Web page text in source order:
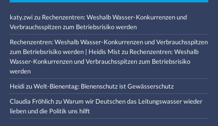
katy.zwizu Rechenzentren: Weshalb Wasser-Konkurrenzen und
Verbrauchsspitzen zum Betriebsrisiko werden
Rechenzentren: Weshalb Wasser-Konkurrenzen und Verbrauchsspitzen
zum Betriebsrisiko werden | Heidis Mistzu Rechenzentren: Weshalb
Wasser-Konkurrenzen und Verbrauchsspitzen zum Betriebsrisiko
werden
HeidizuWelt-Bienentag: Bienenschutz ist Gewässerschutz
Claudia FröhlichzuWarum wir Deutschen das Leitungswasser wieder
lieben und die Politik uns hilft